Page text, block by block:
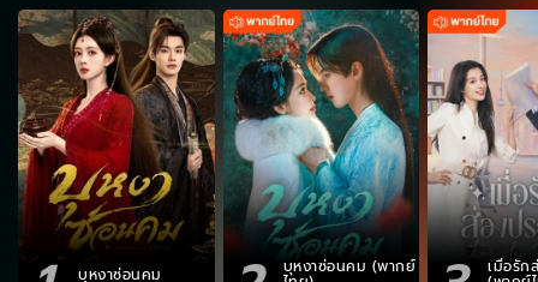
บุหงาซ่อนคม บุหงาซ่อนคม (พากย์ เมื่อรัก